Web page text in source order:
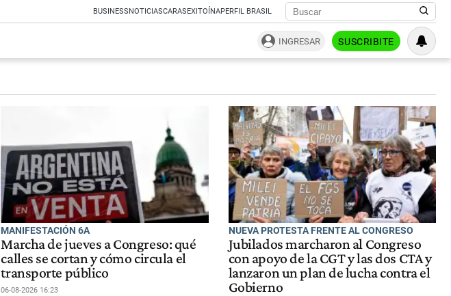
BUSINESSNOTICIASCARASEXITOÍNAPERFIL BRASIL
INGRESAR SUSCRIBITE
MANIFESTACIÓN 6A
Marcha de jueves a Congreso: qué
calles se cortan y cómo circula el
transporte público
06-08-2026 16:23
NUEVA PROTESTA FRENTE AL CONGRESO
Jubilados marcharon al Congreso
con apoyo de la CGT y las dos CTA y
lanzaron un plan de lucha contra el
Gobierno